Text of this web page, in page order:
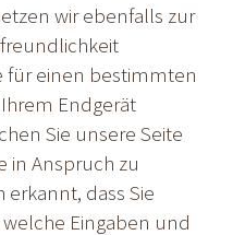
wir ebenfalls zur
für einen bestimmten
Endgerät
Sie unsere Seite
in Anspruch zu
dass Sie
Eingaben und